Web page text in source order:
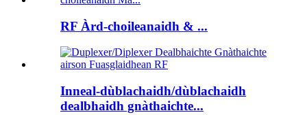
RF Àrd-choileanaidh & ...
Inneal-dùblachaidh/dùblachaidh
dealbhaidh gnàthaichte...